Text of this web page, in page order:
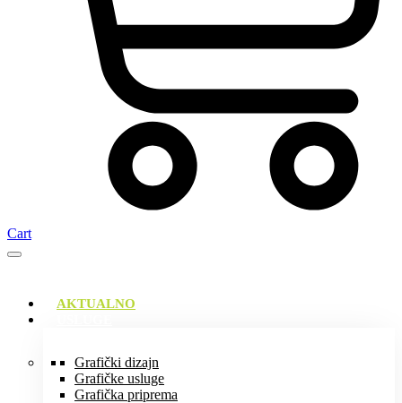
Cart
AKTUALNO
Grafički dizajn
Grafičke usluge
Grafička priprema